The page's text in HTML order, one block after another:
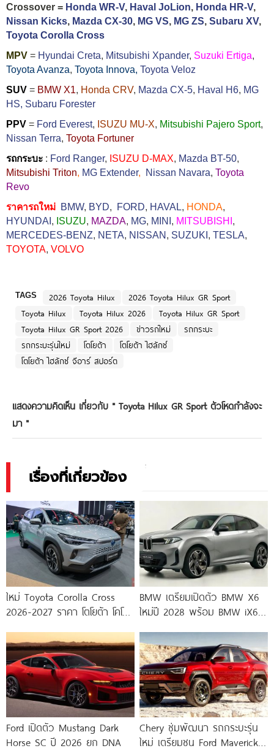
Crossover = Honda WR-V, Haval JoLion, Honda HR-V,
Nissan Kicks, Mazda CX-30, MG VS, MG ZS, Subaru XV,
Toyota Corolla Cross
MPV = Hyundai Creta, Mitsubishi Xpander, Suzuki Ertiga,
Toyota Avanza, Toyota Innova, Toyota Veloz
SUV = BMW X1, Honda CRV, Mazda CX-5, Haval H6, MG
HS, Subaru Forester
PPV = Ford Everest, ISUZU MU-X, Mitsubishi Pajero Sport,
Nissan Terra, Toyota Fortuner
รถกระบะ : Ford Ranger, ISUZU D-MAX, Mazda BT-50,
Mitsubishi Triton, MG Extender, Nissan Navara, Toyota
Revo
ราคารถใหม่ BMW, BYD, FORD, HAVAL, HONDA,
HYUNDAI , ISUZU, MAZDA, MG, MINI , MITSUBISHI ,
MERCEDES-BENZ, NETA, NISSAN , SUZUKI , TESLA,
TOYOTA, VOLVO
TAGS 2026 Toyota Hilux
2026 Toyota Hilux GR Sport
Toyota Hilux
Toyota Hilux 2026
Toyota Hilux GR Sport
Toyota Hilux GR Sport 2026
ข่าวรถใหม่
รถกระบะ
รถกระบะรุ่นใหม่
โตโยต้า
โตโยต้า ไฮลักซ์
โตโยต้า ไฮลักซ์ จีอาร์ สปอร์ต
แสดงความคิดเห็น เกี่ยวกับ " Toyota Hilux GR Sport ตัวโหดกำลังจะ
มา "
เรื่องที่เกี่ยวข้อง
ใหม่ Toyota Corolla Cross
2026-2027 ราคา โตโยต้า โคโรล
BMW เตรียมเปิดตัว BMW X6
ใหม่ปี 2028 พร้อม BMW iX6
Ford เปิดตัว Mustang Dark
Horse SC ปี 2026 ยก DNA
Chery ซุ่มพัฒนา รถกระบะรุ่น
ใหม่ เตรียมชน Ford Maverick